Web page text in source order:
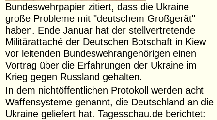
Bundeswehrpapier zitiert, dass die Ukraine
große Probleme mit "deutschem Großgerät"
haben. Ende Januar hat der stellvertretende
Militärattaché der Deutschen Botschaft in Kiew
vor leitenden Bundeswehrangehörigen einen
Vortrag über die Erfahrungen der Ukraine im
Krieg gegen Russland gehalten.
In dem nichtöffentlichen Protokoll werden acht
Waffensysteme genannt, die Deutschland an die
Ukraine geliefert hat. Tagesschau.de berichtet: